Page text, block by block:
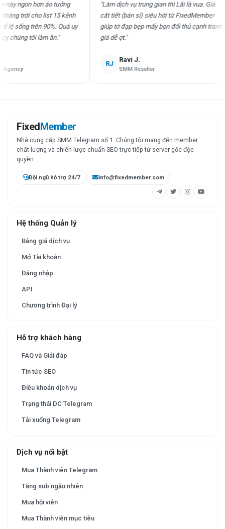
ngon hơn ảo tưởng
trời cho list 15 kênh
trên 90%. Quá uy
tôi làm ăn."
"Làm dịch vụ trung gian thì Lãi là vua. Giá
cắt tiết (bán sỉ) siêu hời từ FixedMember
giúp tớ đạp bẹp mấy bọn đối thủ cạnh tranh
giá dễ ợt."
Ravi J.
SMM Reseller
FixedMember
Nhà cung cấp SMM Telegram số 1. Chúng tôi mang đến member
chất lượng và chiến lược chuẩn SEO trực tiếp từ server gốc độc
quyền.
Đội ngũ hỗ trợ 24/7 info@fixedmember.com
Hệ thống Quản lý
Bảng giá dịch vụ
Mở Tài khoản
Đăng nhập
API
Chương trình Đại lý
Hỗ trợ khách hàng
FAQ và Giải đáp
Tin tức SEO
Điều khoản dịch vụ
Trạng thái DC Telegram
Tải xuống Telegram
Dịch vụ nổi bật
Mua Thành viên Telegram
Tăng sub ngẫu nhiên
Mua hội viên
Mua Thành viên mục tiêu